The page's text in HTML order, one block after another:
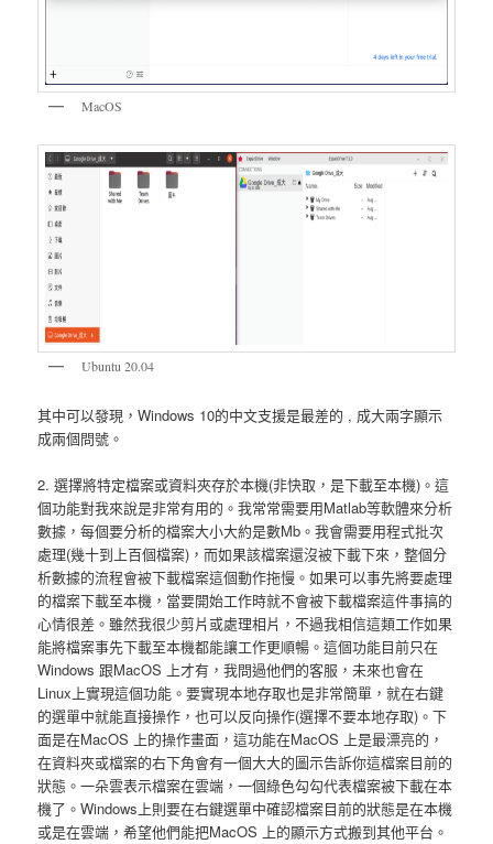
MacOS
Ubuntu 20.04
其中可以發現，Windows 10的中文支援是最差的 , 成大兩字顯示
成兩個問號。
2. 選擇將特定檔案或資料夾存於本機(非快取，是下載至本機)。這
個功能對我來說是非常有用的。我常常需要用Matlab等軟體來分析
數據，每個要分析的檔案大小大約是數Mb。我會需要用程式批次
處理(幾十到上百個檔案)，而如果該檔案還沒被下載下來，整個分
析數據的流程會被下載檔案這個動作拖慢。如果可以事先將要處理
的檔案下載至本機，當要開始工作時就不會被下載檔案這件事搞的
心情很差。雖然我很少剪片或處理相片，不過我相信這類工作如果
能將檔案事先下載至本機都能讓工作更順暢。這個功能目前只在
Windows 跟MacOS 上才有，我問過他們的客服，未來也會在
Linux上實現這個功能。要實現本地存取也是非常簡單，就在右鍵
的選單中就能直接操作，也可以反向操作(選擇不要本地存取)。下
面是在MacOS 上的操作畫面，這功能在MacOS 上是最漂亮的，
在資料夾或檔案的右下角會有一個大大的圖示告訴你這檔案目前的
狀態。一朵雲表示檔案在雲端，一個綠色勾勾代表檔案被下載在本
機了。Windows上則要在右鍵選單中確認檔案目前的狀態是在本機
或是在雲端，希望他們能把MacOS 上的顯示方式搬到其他平台。